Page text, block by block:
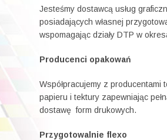
Jesteśmy dostawcą usług
posiadających własnej
wspomagając działy DTP w
Producenci opakowań
Współpracujemy z producentami
papieru i tektury zapewniając
dostawę form drukowych.
Przygotowalnie flexo